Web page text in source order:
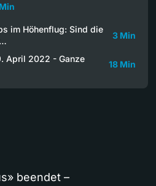
im Höhenflug: Sind die
3 Min
April 2022 - Ganze
18 Min
beendet –